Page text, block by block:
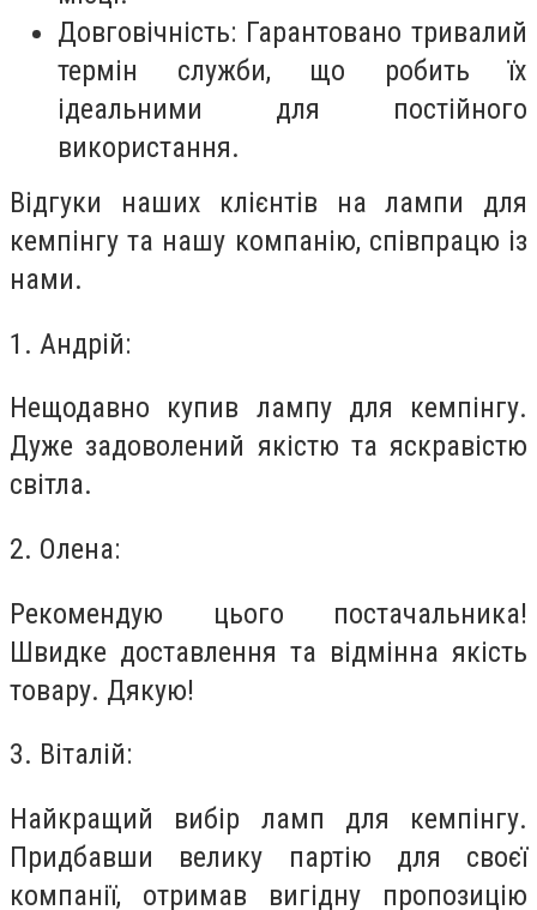
Довговічність: Гарантовано тривалий
термін служби, що робить їх
ідеальними для постійного
використання.
Відгуки наших клієнтів на лампи для
кемпінгу та нашу компанію, співпрацю із
нами.
1. Андрій:
Нещодавно купив лампу для кемпінгу.
Дуже задоволений якістю та яскравістю
світла.
2. Олена:
Рекомендую цього постачальника!
Швидке доставлення та відмінна якість
товару. Дякую!
3. Віталій:
Найкращий вибір ламп для кемпінгу.
Придбавши велику партію для своєї
компанії, отримав вигідну пропозицію